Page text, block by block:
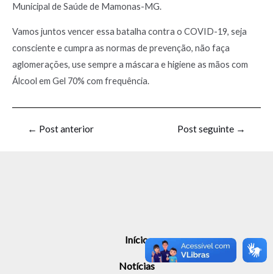
Municipal de Saúde de Mamonas-MG.
Vamos juntos vencer essa batalha contra o COVID-19, seja
consciente e cumpra as normas de prevenção, não faça
aglomerações, use sempre a máscara e higiene as mãos com
Álcool em Gel 70% com frequência.
← Post anterior Post seguinte →
Início
Notícias